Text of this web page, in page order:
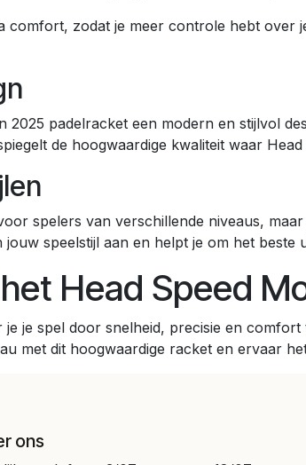
comfort, zodat je meer controle hebt
2025 padelracket een modern en stijlvol
de hoogwaardige kwaliteit waar
spelers van verschillende niveaus,
speelstijl aan en helpt je om het beste
Head Speed
je je spel door snelheid, precisie en
met dit hoogwaardige racket en ervaar
ons